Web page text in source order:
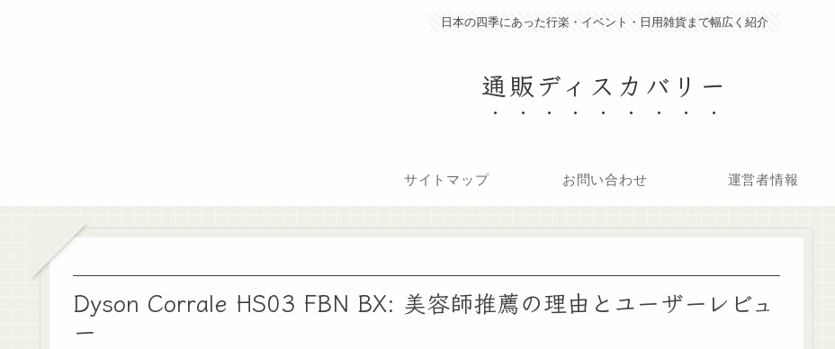
日本の四季にあった行楽・イベント・日用雑貨まで幅広く紹介
通販ディスカバリー
サイトマップ お問い合わせ 運営者情報
Dyson Corrale HS03 FBN BX: 美容師推薦の理由とユーザーレビュ
ー